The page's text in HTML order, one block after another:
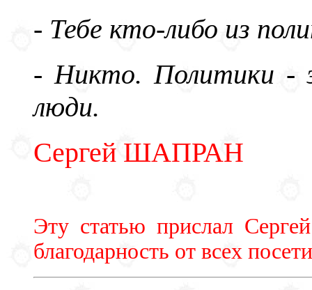
- Тебе кто-либо из
- Никто. Политики -
люди.
Сергей ШАПРАН
Эту статью прислал
благодарность от всех